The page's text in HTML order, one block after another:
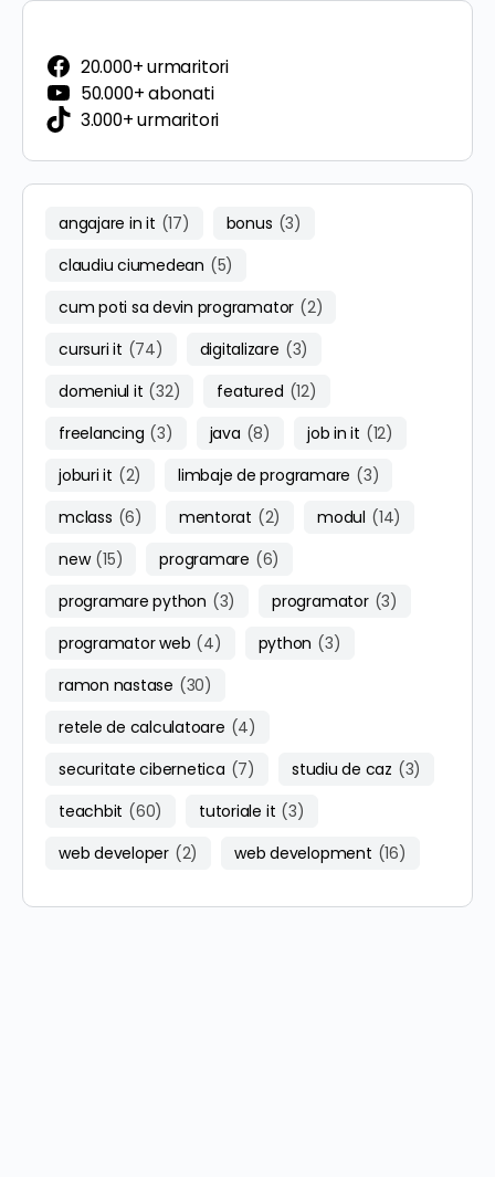
20.000+ urmaritori
50.000+ abonati
3.000+ urmaritori
angajare in it (17) bonus (3)
claudiu ciumedean (5)
cum poti sa devin programator (2)
cursuri it (74) digitalizare (3)
domeniul it (32) featured (12)
freelancing (3) java (8) job in it (12)
joburi it (2) limbaje de programare (3)
mclass (6) mentorat (2) modul (14)
new (15) programare (6)
programare python (3) programator (3)
programator web (4) python (3)
ramon nastase (30)
retele de calculatoare (4)
securitate cibernetica (7) studiu de caz (3)
teachbit (60) tutoriale it (3)
web developer (2) web development (16)